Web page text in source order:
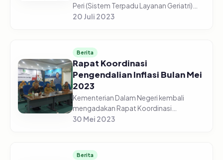
Peri (Sistem Terpadu Layanan Geriatri)
Bersama Tim Penggerak PKK Kabupaten
20 Juli 2023
Berita
Rapat Koordinasi
Pengendalian Inflasi Bulan Mei
2023
Kementerian Dalam Negeri kembali
mengadakan Rapat Koordinasi
Pengendalian Pangan pada Senin pagi,
sekaligus memimp...
30 Mei 2023
Berita